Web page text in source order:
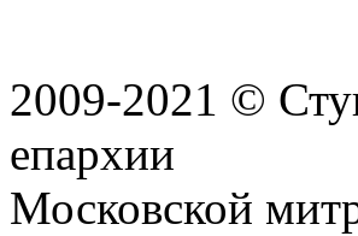
2009-2021 ©
епархии
Московской